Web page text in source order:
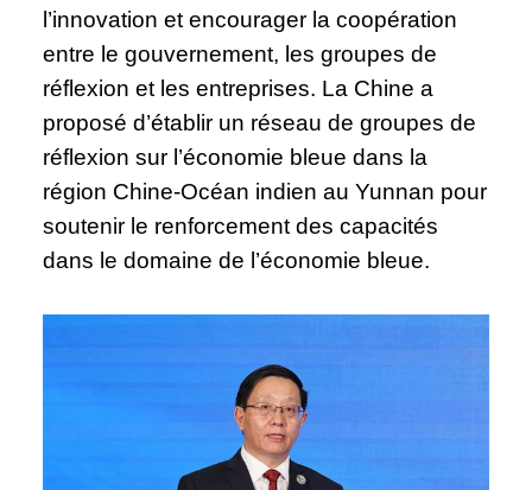
l’innovation et encourager la coopération
entre le gouvernement, les groupes de
réflexion et les entreprises. La Chine a
proposé d’établir un réseau de groupes de
réflexion sur l’économie bleue dans la
région Chine-Océan indien au Yunnan pour
soutenir le renforcement des capacités
dans le domaine de l’économie bleue.